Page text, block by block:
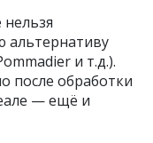
альтернативу
и т.д.).
после обработки
— ещё и